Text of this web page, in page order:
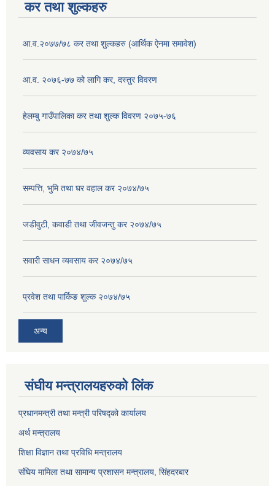
कर तथा शुल्कहरु
आ.व.२०७७/७८ कर तथा शुल्कहरु (आर्थिक ऐनमा समावेश)
आ.व. २०७६-७७ को लागि कर, दस्तुर विवरण
हेलम्बु गाउँपालिका कर तथा शुल्क विवरण २०७५-७६
व्यवसाय कर २०७४/७५
सम्पत्ति, भुमि तथा घर वहाल कर २०७४/७५
जडीवुटी, कवाडी तथा जीवजन्तु कर २०७४/७५
सवारी साधन व्यवसाय कर २०७४/७५
प्रवेश तथा पार्किङ शुल्क २०७४/७५
अन्य
संघीय मन्त्रालयहरुको लिंक
प्रधानमन्त्री तथा मन्त्री परिषद्को कार्यालय
अर्थ मन्त्रालय
शिक्षा विज्ञान तथा प्रविधि मन्त्रालय
संघिय मामिला तथा सामान्य प्रशासन मन्त्रालय, सिंहदरबार